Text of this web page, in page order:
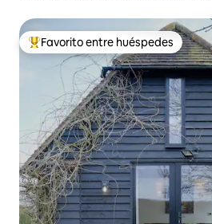
Favorito entre huéspedes preferido
Favorito entre huéspedes